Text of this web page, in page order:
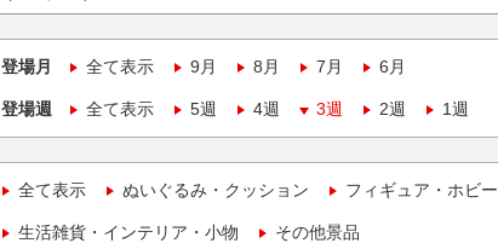
登場月 全て表示 9月 8月 7月 6月
登場週 全て表示 5週 4週 3週 2週 1週
全て表示 ぬいぐるみ・クッション フィギュア・ホビー
生活雑貨・インテリア・小物 その他景品